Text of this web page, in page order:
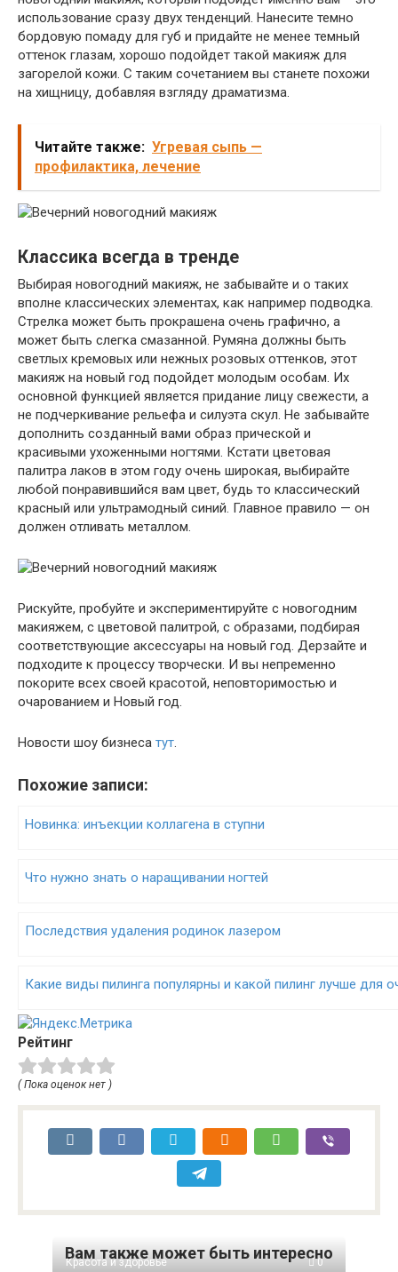
использование сразу двух тенденций. Нанесите темно
бордовую помаду для губ и придайте не менее темный
оттенок глазам, хорошо подойдет такой макияж для
загорелой кожи. С таким сочетанием вы станете похожи
на хищницу, добавляя взгляду драматизма.
Читайте также: Угревая сыпь —
профилактика, лечение
Классика всегда в тренде
Выбирая новогодний макияж, не забывайте и о таких
вполне классических элементах, как например подводка.
Стрелка может быть прокрашена очень графично, а
может быть слегка смазанной. Румяна должны быть
светлых кремовых или нежных розовых оттенков, этот
макияж на новый год подойдет молодым особам. Их
основной функцией является придание лицу свежести, а
не подчеркивание рельефа и силуэта скул. Не забывайте
дополнить созданный вами образ прической и
красивыми ухоженными ногтями. Кстати цветовая
палитра лаков в этом году очень широкая, выбирайте
любой понравившийся вам цвет, будь то классический
красный или ультрамодный синий. Главное правило — он
должен отливать металлом.
Рискуйте, пробуйте и экспериментируйте с новогодним
макияжем, с цветовой палитрой, с образами, подбирая
соответствующие аксессуары на новый год. Дерзайте и
подходите к процессу творчески. И вы непременно
покорите всех своей красотой, неповторимостью и
очарованием и Новый год.
Новости шоу бизнеса тут.
Похожие записи:
Новинка: инъекции коллагена в ступни
Что нужно знать о наращивании ногтей
Последствия удаления родинок лазером
Какие виды пилинга популярны и какой пилинг лучше для
Рейтинг
( Пока оценок нет )
Вам также может быть интересно
Красота и здоровье 0